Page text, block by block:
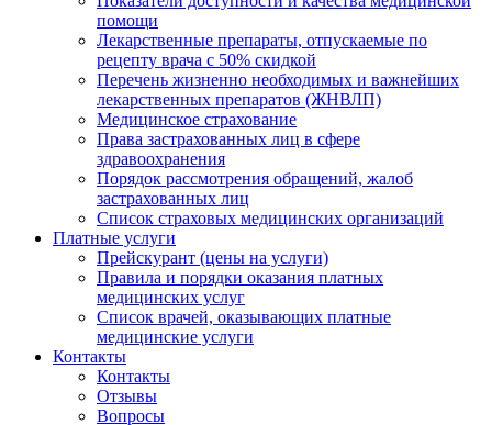
помощи
Лекарственные препараты, отпускаемые по
рецепту врача с 50% скидкой
Перечень жизненно необходимых и важнейших
лекарственных препаратов (ЖНВЛП)
Медицинское страхование
Права застрахованных лиц в сфере
здравоохранения
Порядок рассмотрения обращений, жалоб
застрахованных лиц
Список страховых медицинских организаций
Платные услуги
Прейскурант (цены на услуги)
Правила и порядки оказания платных
медицинских услуг
Список врачей, оказывающих платные
медицинские услуги
Контакты
Контакты
Отзывы
Вопросы